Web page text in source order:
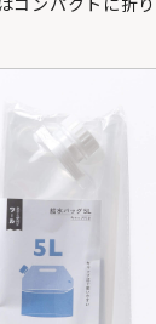
コンパクトに折